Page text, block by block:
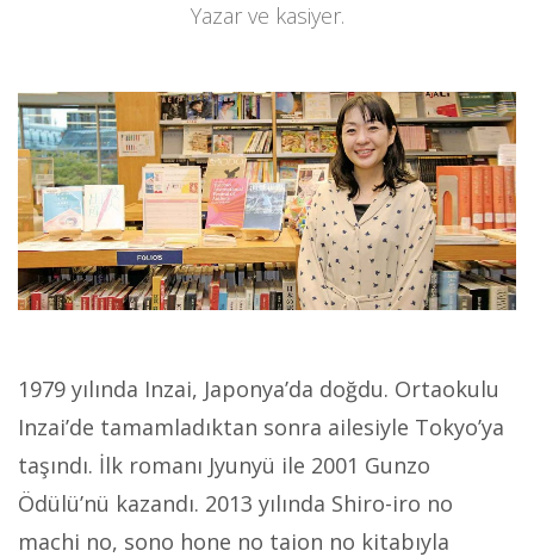
Yazar ve kasiyer.
1979 yılında Inzai, Japonya’da doğdu. Ortaokulu
Inzai’de tamamladıktan sonra ailesiyle Tokyo’ya
taşındı. İlk romanı Jyunyü ile 2001 Gunzo
Ödülü’nü kazandı. 2013 yılında Shiro-iro no
machi no, sono hone no taion no kitabıyla